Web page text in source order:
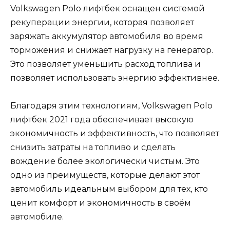
Volkswagen Polo лифтбек оснащен системой
рекуперации энергии, которая позволяет
заряжать аккумулятор автомобиля во время
торможения и снижает нагрузку на генератор.
Это позволяет уменьшить расход топлива и
позволяет использовать энергию эффективнее.
Благодаря этим технологиям, Volkswagen Polo
лифтбек 2021 года обеспечивает высокую
экономичность и эффективность, что позволяет
снизить затраты на топливо и сделать
вождение более экологически чистым. Это
одно из преимуществ, которые делают этот
автомобиль идеальным выбором для тех, кто
ценит комфорт и экономичность в своём
автомобиле.